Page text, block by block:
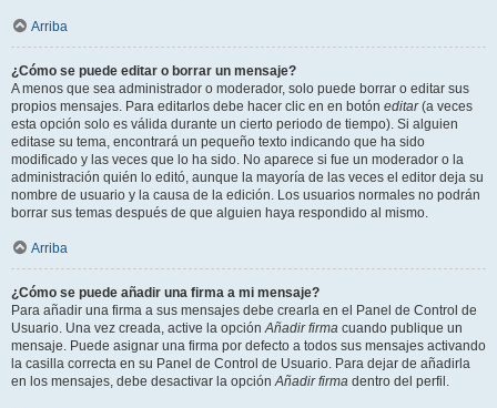
Arriba
¿Cómo se puede editar o borrar un mensaje?
A menos que sea administrador o moderador, solo puede borrar o editar sus
propios mensajes. Para editarlos debe hacer clic en en botón editar(a veces
esta opción solo es válida durante un cierto periodo de tiempo). Si alguien
editase su tema, encontrará un pequeño texto indicando que ha sido
modificado y las veces que lo ha sido. No aparece si fue un moderador o la
administración quién lo editó, aunque la mayoría de las veces el editor deja su
nombre de usuario y la causa de la edición. Los usuarios normales no podrán
borrar sus temas después de que alguien haya respondido al mismo.
Arriba
¿Cómo se puede añadir una firma a mi mensaje?
Para añadir una firma a sus mensajes debe crearla en el Panel de Control de
Usuario. Una vez creada, active la opciónAñadir firma cuando publique un
mensaje. Puede asignar una firma por defecto a todos sus mensajes activando
la casilla correcta en su Panel de Control de Usuario. Para dejar de añadirla
en los mensajes, debe desactivar la opciónAñadir firma dentro del perfil.